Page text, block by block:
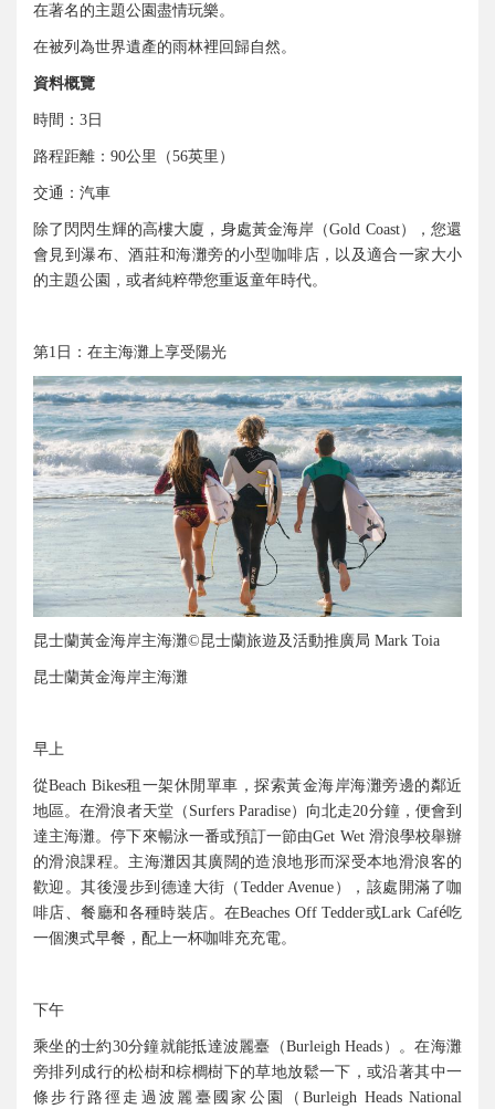
在著名的主題公園盡情玩樂。
在被列為世界遺產的雨林裡回歸自然。
資料概覽
時間： 3日
路程距離： 90公里（56英里）
交通：汽車
除了閃閃生輝的高樓大廈，身處黃金海岸（Gold Coast），您還
會見到瀑布、酒莊和海灘旁的小型咖啡店，以及適合一家大小
的主題公園，或者純粹帶您重返童年時代。
第1 日：在主海灘上享受陽光
昆士蘭黃金海岸主海灘©昆士蘭旅遊及活動推廣局 Mark Toia
昆士蘭黃金海岸主海灘
早上
從Beach Bikes租一架休閒單車，探索黃金海岸海灘旁邊的鄰近
地區。在滑浪者天堂（ Surfers Paradise）向北走20分鐘，便會到
達主海灘。停下來暢泳一番或預訂一節由Get Wet 滑浪學校舉辦
的滑浪課程。主海灘因其廣闊的造浪地形而深受本地滑浪客的
歡迎。其後漫步到德達大街（ Tedder Avenue ），該處開滿了咖
啡店、餐廳和各種時裝店。在Beaches Off Tedder或Lark Café吃
一個澳式早餐，配上一杯咖啡充充電。
下午
乘坐的士約30分鐘就能抵達波麗臺（Burleigh Heads ）。在海灘
旁排列成行的松樹和棕櫚樹下的草地放鬆一下，或沿著其中一
條步行路徑走過波麗臺國家公園（Burleigh Heads National